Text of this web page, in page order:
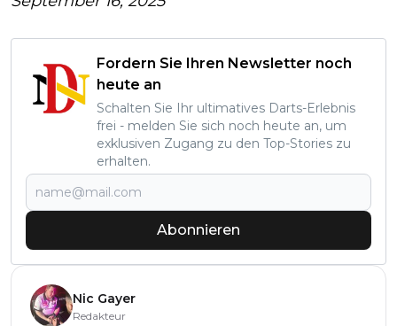
Fordern Sie Ihren Newsletter noch
heute an
Schalten Sie Ihr ultimatives Darts-Erlebnis
frei - melden Sie sich noch heute an, um
exklusiven Zugang zu den Top-Stories zu
erhalten.
Abonnieren
Nic Gayer
Redakteur